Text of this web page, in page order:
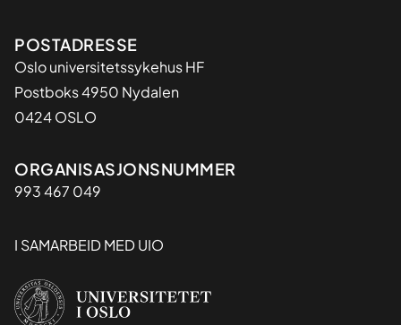
Adresse
POSTADRESSE
Oslo universitetssykehus HF
Postboks 4950 Nydalen
0424 OSLO
Organisasjon
ORGANISASJONSNUMMER
993 467 049
I SAMARBEID MED UIO